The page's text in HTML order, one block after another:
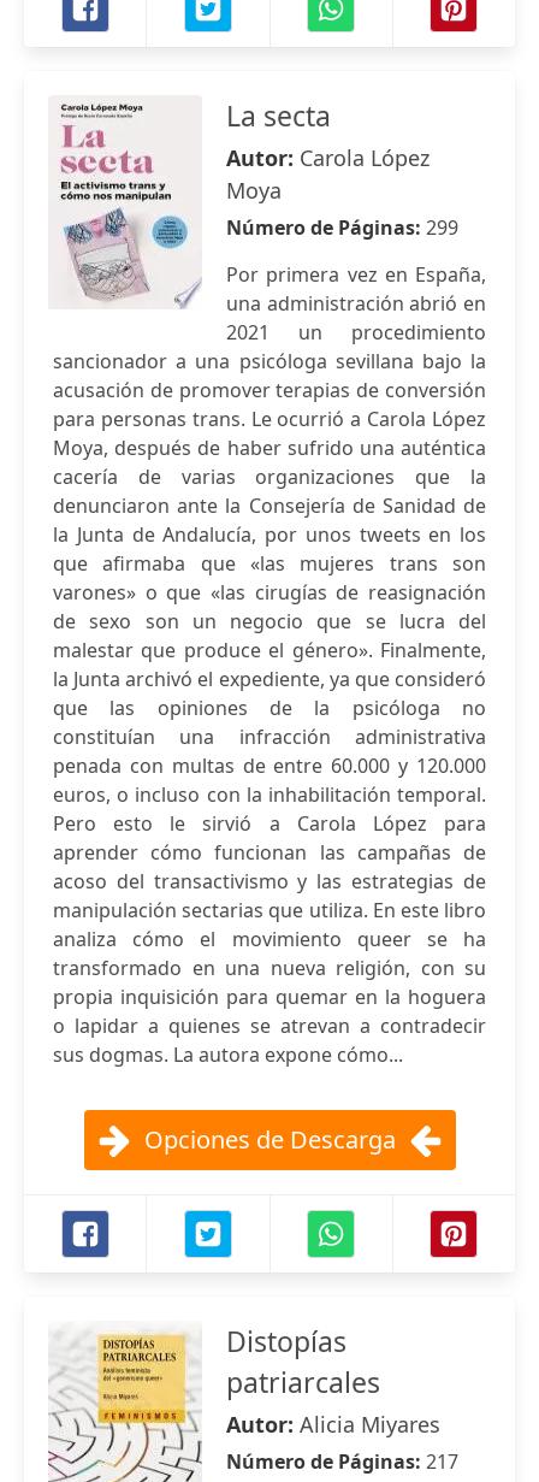
La secta
Autor: Carola López
Moya
Número de Páginas: 299
Por primera vez en España,
una administración abrió en
2021 un procedimiento
sancionador a una psicóloga sevillana bajo la
acusación de promover terapias de conversión
para personas trans. Le ocurrió a Carola López
Moya, después de haber sufrido una auténtica
cacería de varias organizaciones que la
denunciaron ante la Consejería de Sanidad de
la Junta de Andalucía, por unos tweets en los
que afirmaba que «las mujeres trans son
varones» o que «las cirugías de reasignación
de sexo son un negocio que se lucra del
malestar que produce el género». Finalmente,
la Junta archivó el expediente, ya que consideró
que las opiniones de la psicóloga no
constituían una infracción administrativa
penada con multas de entre 60.000 y 120.000
euros, o incluso con la inhabilitación temporal.
Pero esto le sirvió a Carola López para
aprender cómo funcionan las campañas de
acoso del transactivismo y las estrategias de
manipulación sectarias que utiliza. En este libro
analiza cómo el movimiento queer se ha
transformado en una nueva religión, con su
propia inquisición para quemar en la hoguera
o lapidar a quienes se atrevan a contradecir
sus dogmas. La autora expone cómo...
Opciones de Descarga
Distopías
patriarcales
Autor: Alicia Miyares
Número de Páginas: 217